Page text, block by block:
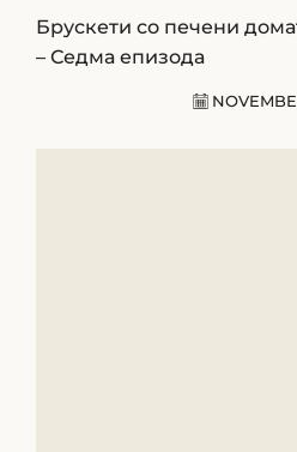
Брускети со печени
– Седма епизода